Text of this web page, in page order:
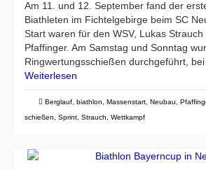
Am 11. und 12. September fand der
Biathleten im Fichtelgebirge beim SC
Start waren für den WSV, Lukas Strauch
Pfaffinger. Am Samstag und Sonntag
Ringwertungsschießen durchgeführt,
Weiterlesen
Berglauf biathlon Massenstart Neubau
schießen
Sprint Strauch Wettkampf